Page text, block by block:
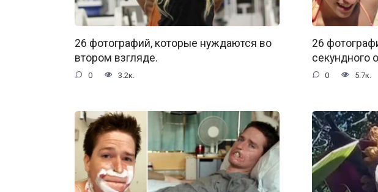
26 фотографий, которые нуждаются во
втором взгляде.
0 3.2к.
26
секундного
0 5.7к.